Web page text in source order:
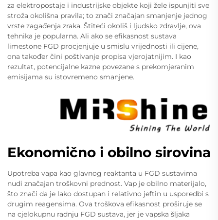
za elektropostaje i industrijske objekte koji žele ispunjiti sve
stroža okolišna pravila; to znači značajan smanjenje jednog
vrste zagađenja zraka. Štiteći okoliš i ljudsko zdravlje, ova
tehnika je popularna. Ali ako se efikasnost sustava
limestone FGD procjenjuje u smislu vrijednosti ili cijene,
ona također čini poštivanje propisa vjerojatnijim. I kao
rezultat, potencijalne kazne povezane s prekomjeranim
emisijama su istovremeno smanjene.
Ekonomično i obilno sirovina
Upotreba vapa kao glavnog reaktanta u FGD sustavima
nudi značajan troškovni prednost. Vap je obilno materijalo,
što znači da je lako dostupan i relativno jeftin u usporedbi s
drugim reagensima. Ova troškova efikasnost proširuje se
na cjelokupnu radnju FGD sustava, jer je vapska šljaka